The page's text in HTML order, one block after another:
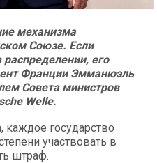
механизма
Союзе. Если
распределении, его
Франции Эмманюэль
Совета министров
Welle.
каждое государство
участвовать в
штраф.